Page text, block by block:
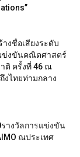
งชื่อเสียงระดับ
ข่งขันคณิตศาสตร์
ติ ครั้งที่ 46 ณ
งไทยท่ามกลาง
างวัลการแข่งขัน
ณประเทศ